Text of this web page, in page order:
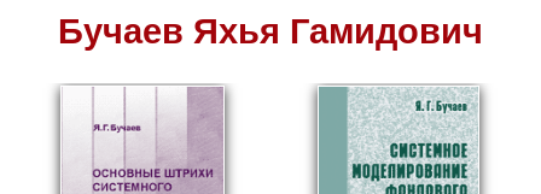
Бучаев Яхья Гамидович